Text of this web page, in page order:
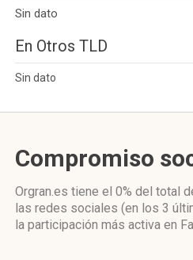
Sin dato
En Otros TLD
Sin dato
Compromiso
Orgran.es tiene el 0% del total
las redes sociales (en los 3
la participación más activa en